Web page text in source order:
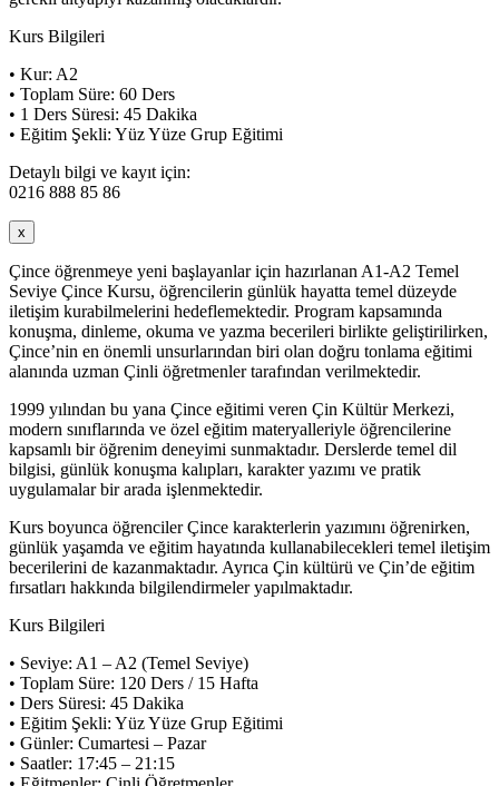
Kurs Bilgileri
• Kur: A2
• Toplam Süre: 60 Ders
• 1 Ders Süresi: 45 Dakika
• Eğitim Şekli: Yüz Yüze Grup Eğitimi
Detaylı bilgi ve kayıt için:
0216 888 85 86
x
Çince öğrenmeye yeni başlayanlar için hazırlanan A1-A2 Temel
Seviye Çince Kursu, öğrencilerin günlük hayatta temel düzeyde
iletişim kurabilmelerini hedeflemektedir. Program kapsamında
konuşma, dinleme, okuma ve yazma becerileri birlikte geliştirilirken,
Çince’nin en önemli unsurlarından biri olan doğru tonlama eğitimi
alanında uzman Çinli öğretmenler tarafından verilmektedir.
1999 yılından bu yana Çince eğitimi veren Çin Kültür Merkezi,
modern sınıflarında ve özel eğitim materyalleriyle öğrencilerine
kapsamlı bir öğrenim deneyimi sunmaktadır. Derslerde temel dil
bilgisi, günlük konuşma kalıpları, karakter yazımı ve pratik
uygulamalar bir arada işlenmektedir.
Kurs boyunca öğrenciler Çince karakterlerin yazımını öğrenirken,
günlük yaşamda ve eğitim hayatında kullanabilecekleri temel iletişim
becerilerini de kazanmaktadır. Ayrıca Çin kültürü ve Çin’de eğitim
fırsatları hakkında bilgilendirmeler yapılmaktadır.
Kurs Bilgileri
• Seviye: A1 – A2 (Temel Seviye)
• Toplam Süre: 120 Ders / 15 Hafta
• Ders Süresi: 45 Dakika
• Eğitim Şekli: Yüz Yüze Grup Eğitimi
• Günler: Cumartesi – Pazar
• Saatler: 17:45 – 21:15